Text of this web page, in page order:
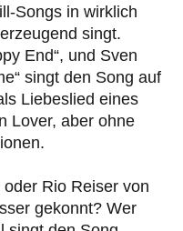
Songs in wirklich
singt.
End“, und Sven
singt den Song auf
Liebeslied eines
Lover, aber ohne
Rio Reiser von
gekonnt? Wer